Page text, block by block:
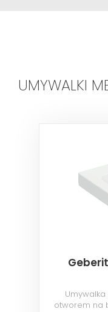
UMYWALKI
otworem na